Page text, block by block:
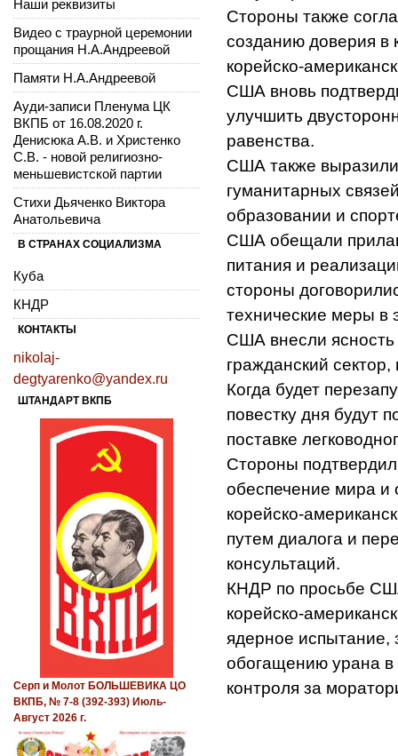
Стороны также
созданию доверия в
корейско-
США вновь
улучшить
равенства.
США также
гуманитарных
образовании и
США обещали
питания и
стороны
технические меры в
США внесли
гражданский
Когда будет
повестку дня будут
поставке
Стороны
обеспечение мира и
корейско-
путем диалога и
консультаций.
КНДР по просьбе
корейско-
ядерное испытание,
обогащению урана в
контроля за
Наши реквизиты
Видео с траурной церемонии
прощания Н.А.Андреевой
Памяти Н.А.Андреевой
Ауди-записи Пленума ЦК
ВКПБ от 16.08.2020 г.
Денисюка А.В. и Христенко
С.В. - новой религиозно-
меньшевистской партии
Стихи Дьяченко Виктора
Анатольевича
В СТРАНАХ СОЦИАЛИЗМА
Куба
КНДР
КОНТАКТЫ
nikolaj-
degtyarenko@yandex.ru
ШТАНДАРТ ВКПБ
Серп и Молот БОЛЬШЕВИКА ЦО
ВКПБ, № 7-8 (392-393) Июль-
Август 2026 г.